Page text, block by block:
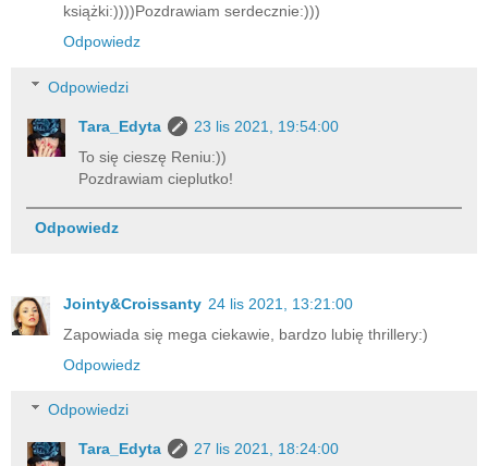
książki:))))Pozdrawiam serdecznie:)))
Odpowiedz
Odpowiedzi
Tara_Edyta
23 lis 2021, 19:54:00
To się cieszę Reniu:))
Pozdrawiam cieplutko!
Odpowiedz
Jointy&Croissanty 24 lis 2021, 13:21:00
Zapowiada się mega ciekawie, bardzo lubię thrillery:)
Odpowiedz
Odpowiedzi
Tara_Edyta
27 lis 2021, 18:24:00